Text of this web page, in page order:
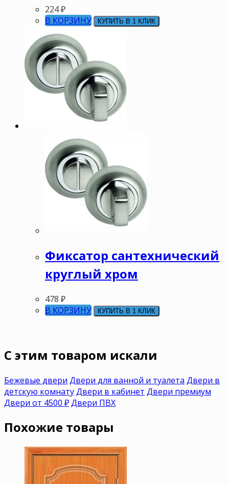
224₽
В КОРЗИНУ
КУПИТЬ В 1 КЛИК
Фиксатор сантехнический
круглый хром
478 ₽
В КОРЗИНУ
КУПИТЬ В 1 КЛИК
C этим товаром искали
Бежевые двери Двери для ванной и туалета Двери в
детскую комнатуДвери в кабинет Двери премиум
Двери от 4500 ₽Двери ПВХ
Похожие товары